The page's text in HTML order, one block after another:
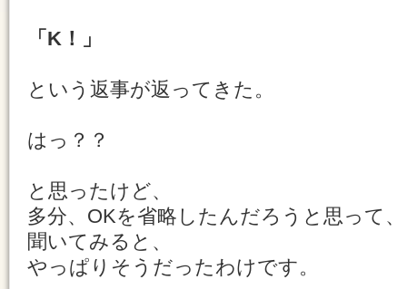
「K！」
という返事が返ってきた。
はっ？？
と思ったけど、
多分、OKを省略したんだろうと思って、
聞いてみると、
やっぱりそうだったわけです。